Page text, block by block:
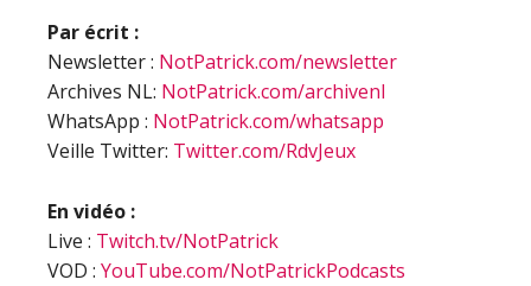
Par écrit :
Newsletter : NotPatrick.com/newsletter
Archives NL: NotPatrick.com/archivenl
WhatsApp : NotPatrick.com/whatsapp
Veille Twitter: Twitter.com/RdvJeux
En vidéo :
Live : Twitch.tv/NotPatrick
VOD : YouTube.com/NotPatrickPodcasts